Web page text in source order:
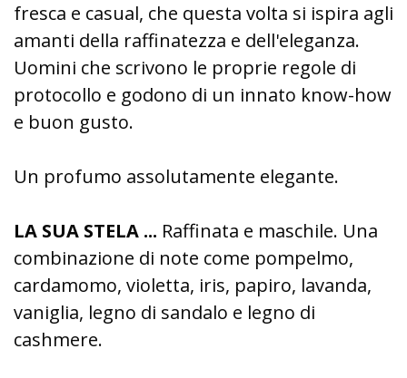
fresca e casual, che questa volta si ispira agli
amanti della raffinatezza e dell'eleganza.
Uomini che scrivono le proprie regole di
protocollo e godono di un innato know-how
e buon gusto.
Un profumo assolutamente elegante.
LA SUA STELA ... Raffinata e maschile. Una
combinazione di note come pompelmo,
cardamomo, violetta, iris, papiro, lavanda,
vaniglia, legno di sandalo e legno di
cashmere.